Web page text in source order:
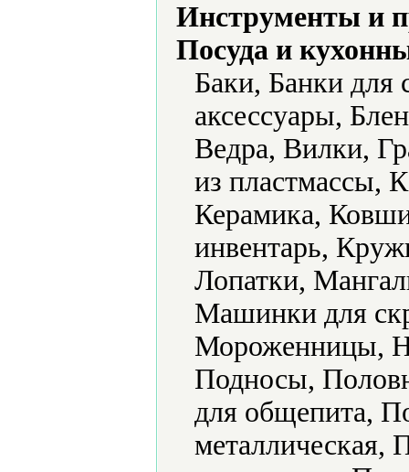
Инструменты и
Посуда и
Баки, Банки для
аксессуары,
Ведра, Вилки,
из пластмассы,
Керамика,
инвентарь,
Лопатки,
Машинки для
Мороженницы,
Подносы,
для общепита,
металлическая,